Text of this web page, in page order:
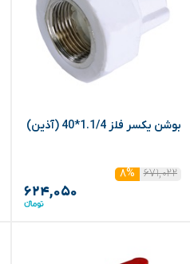
بوشن یکسر فلز 1.1/4*40 (آذین)
۶۷۱,۰۲۲ ۸%
۶۲۴,۰۵۰